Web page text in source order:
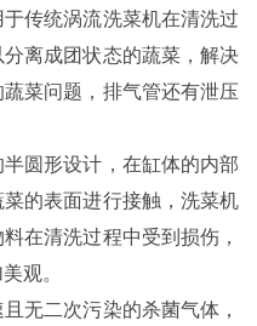
传统涡流洗菜机在清洗过
离成团状态的蔬菜，解决
菜问题，排气管还有泄压
圆形设计，在缸体的内部
的表面进行接触，洗菜机
在清洗过程中受到损伤，
观。
无二次污染的杀菌气体，